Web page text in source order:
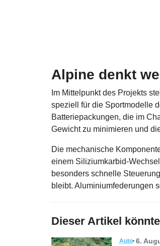
Alpine denkt
Im Mittelpunkt des Projekts
speziell für die Sportmodelle
Batteriepackungen, die im
Gewicht zu minimieren und
Die mechanische
einem Siliziumkarbid-
besonders schnelle
bleibt. Aluminiumfederungen
Dieser Artikel könnte
Auto 6.